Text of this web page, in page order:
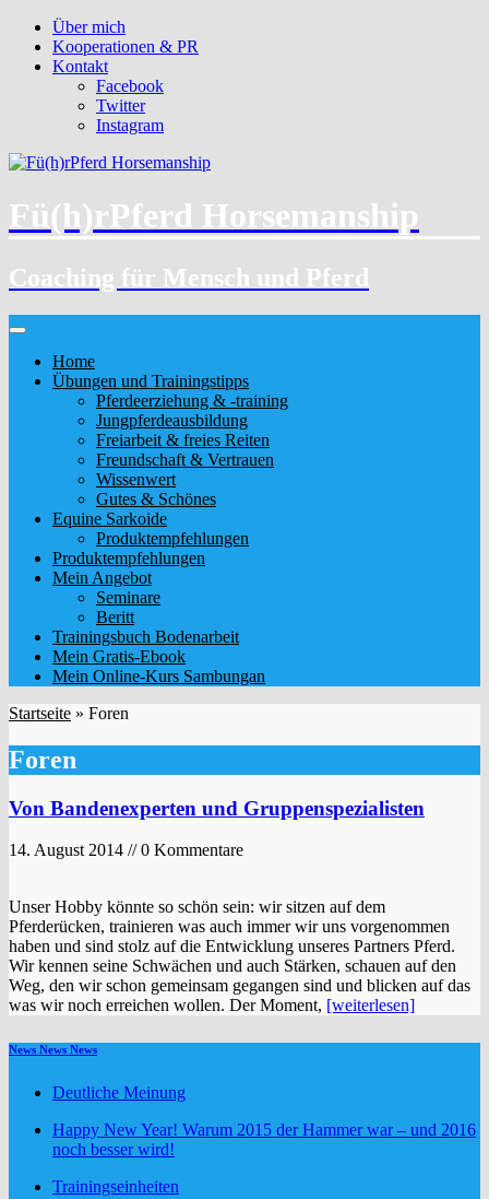
Über mich
Kooperationen & PR
Kontakt
Facebook
Twitter
Instagram
Fü(h)rPferd Horsemanship
Coaching für Mensch und Pferd
Home
Übungen und Trainingstipps
Pferdeerziehung & -training
Jungpferdeausbildung
Freiarbeit & freies Reiten
Freundschaft & Vertrauen
Wissenwert
Gutes & Schönes
Equine Sarkoide
Produktempfehlungen
Produktempfehlungen
Mein Angebot
Seminare
Beritt
Trainingsbuch Bodenarbeit
Mein Gratis-Ebook
Mein Online-Kurs Sambungan
Startseite » Foren
Foren
Von Bandenexperten und Gruppenspezialisten
14. August 2014 // 0 Kommentare
Unser Hobby könnte so schön sein: wir sitzen auf dem
Pferderücken, trainieren was auch immer wir uns vorgenommen
haben und sind stolz auf die Entwicklung unseres Partners Pferd.
Wir kennen seine Schwächen und auch Stärken, schauen auf den
Weg, den wir schon gemeinsam gegangen sind und blicken auf das
was wir noch erreichen wollen. Der Moment, [weiterlesen]
News News News
Deutliche Meinung
Happy New Year! Warum 2015 der Hammer war – und 2016
noch besser wird!
Trainingseinheiten